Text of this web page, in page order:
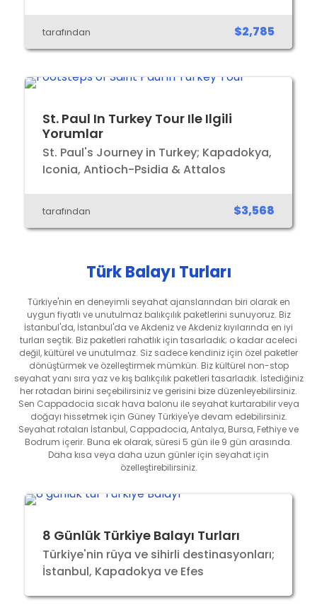
tarafından $2,785
St. Paul In Turkey Tour Ile Ilgili
Yorumlar
St. Paul's Journey in Turkey; Kapadokya,
Iconia, Antioch-Psidia & Attalos
tarafından $3,568
Türk Balayı Turları
Türkiye'nin en deneyimli seyahat ajanslarından biri olarak en
uygun fiyatlı ve unutulmaz balıkçılık paketlerini sunuyoruz. Biz
İstanbul'da, İstanbul'da ve Akdeniz ve Akdeniz kıyılarında en iyi
turları seçtik. Biz paketleri rahatlık için tasarladık; o kadar aceleci
değil, kültürel ve unutulmaz. Siz sadece kendiniz için özel paketler
dönüştürmek ve özelleştirmek mümkün. Biz kültürel non-stop
seyahat yanı sıra yaz ve kış balıkçılık paketleri tasarladık. İstediğiniz
her rotadan birini seçebilirsiniz ve gerisini bize düzenleyebilirsiniz.
Sen Cappadocia sıcak hava balonu ile seyahat kurtarabilir veya
doğayı hissetmek için Güney Türkiye'ye devam edebilirsiniz.
Seyahat rotaları İstanbul, Cappadocia, Antalya, Bursa, Fethiye ve
Bodrum içerir. Buna ek olarak, süresi 5 gün ile 9 gün arasında.
Daha kısa veya daha uzun günler için seyahat için
özelleştirebilirsiniz.
8 Günlük Türkiye Balayı Turları
Türkiye'nin rüya ve sihirli destinasyonları;
İstanbul, Kapadokya ve Efes